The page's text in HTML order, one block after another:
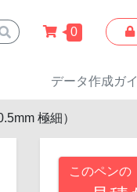
0
データ作成ガ
極細）
このペンの